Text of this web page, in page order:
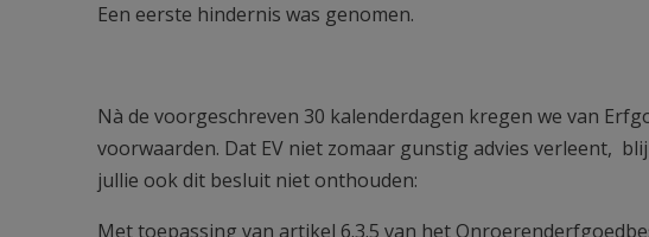
Een eerste hindernis was genomen.
Nà de voorgeschreven 30 kalenderdagen kregen we van
voorwaarden. Dat EV niet zomaar gunstig advies verleent,
jullie ook dit besluit niet onthouden:
Met toepassing van artikel 6.3.5 van het